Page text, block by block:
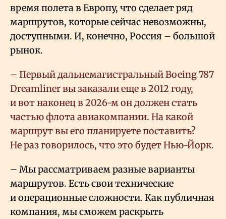
время полета в Европу, что сделает ряд
маршрутов, которые сейчас невозможны,
доступными. И, конечно, Россия – большой
рынок.
– Первый дальнемагистральный Boeing 787
Dreamliner вы заказали еще в 2012 году,
и вот наконец в 2026-м он должен стать
частью флота авиакомпании. На какой
маршрут вы его планируете поставить?
Не раз говорилось, что это будет Нью-Йорк.
– Мы рассматриваем разные варианты
маршрутов. Есть свои технические
и операционные сложности. Как публичная
компания, мы сможем раскрыть